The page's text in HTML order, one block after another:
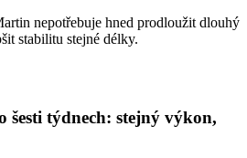
nepotřebuje hned prodloužit dlouhý
stabilitu stejné délky.
šesti týdnech: stejný výkon,